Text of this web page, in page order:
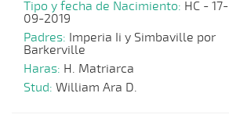
Tipo y fecha de Nacimiento: HC - 17-
09-2019
Padres: Imperia Ii y Simbaville por
Barkerville
Haras: H. Matriarca
Stud: William Ara D.